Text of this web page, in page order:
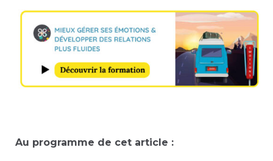
Au programme de cet article :